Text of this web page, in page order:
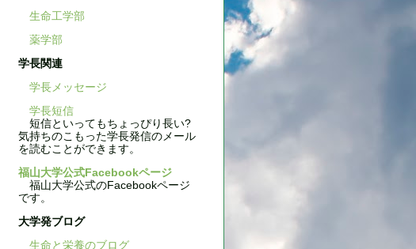
生命工学部
薬学部
学長関連
学長メッセージ
学長短信
短信といってもちょっぴり長い?
気持ちのこもった学長発信のメール
を読むことができます。
福山大学公式Facebookページ
福山大学公式のFacebookページ
です。
大学発ブログ
生命と栄養のブログ